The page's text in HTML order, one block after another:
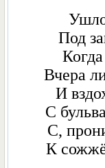
Под
Вчера
И
С
С,
К